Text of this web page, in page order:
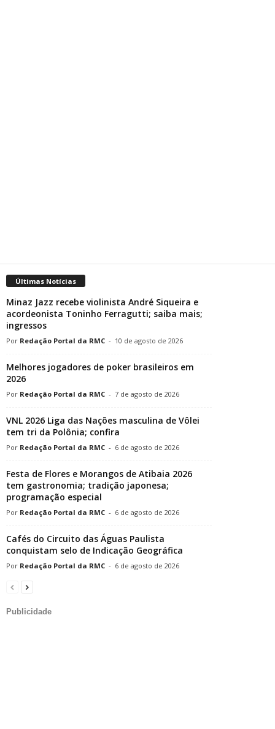
Últimas Notícias
Minaz Jazz recebe violinista André Siqueira e
acordeonista Toninho Ferragutti; saiba mais;
ingressos
Redação Portal da RMC - 10 de agosto de 2026
Melhores jogadores de poker brasileiros em
2026
Redação Portal da RMC - 7 de agosto de 2026
VNL 2026 Liga das Nações masculina de Vôlei
tem tri da Polônia; confira
Redação Portal da RMC - 6 de agosto de 2026
Festa de Flores e Morangos de Atibaia 2026
tem gastronomia; tradição japonesa;
programação especial
Redação Portal da RMC - 6 de agosto de 2026
Cafés do Circuito das Águas Paulista
conquistam selo de Indicação Geográfica
Redação Portal da RMC - 6 de agosto de 2026
Publicidade